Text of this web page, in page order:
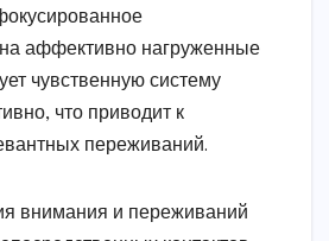
аффективно нагруженные
чувственную систему
что приводит к
переживаний.
внимания и переживаний